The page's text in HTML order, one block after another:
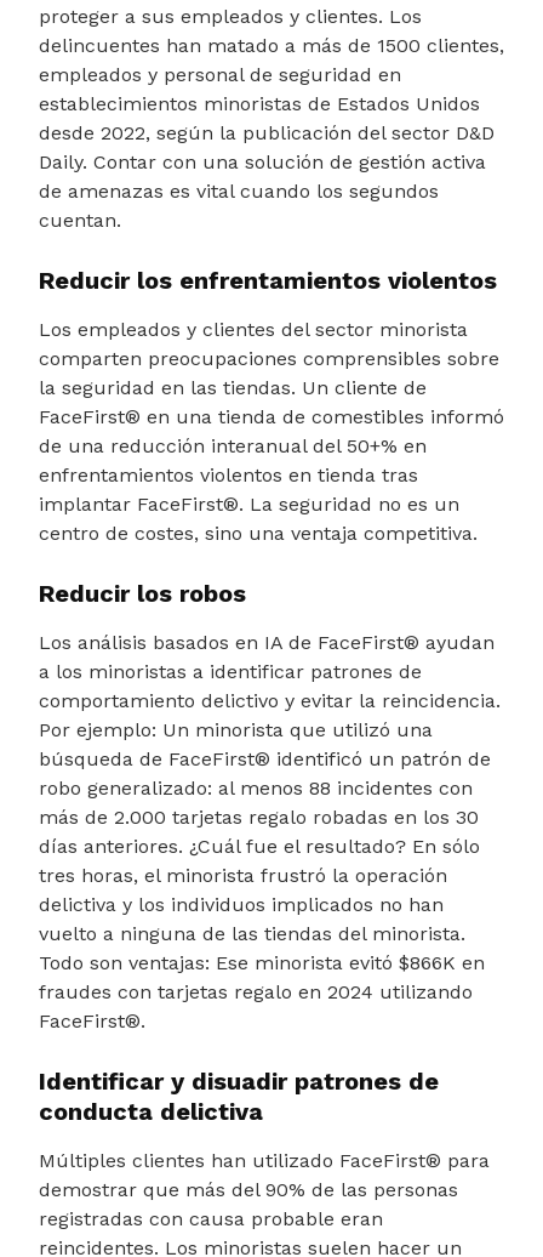
proteger a sus empleados y clientes. Los
delincuentes han matado a más de 1500 clientes,
empleados y personal de seguridad en
establecimientos minoristas de Estados Unidos
desde 2022, según la publicación del sector D&D
Daily. Contar con una solución de gestión activa
de amenazas es vital cuando los segundos
cuentan.
Reducir los enfrentamientos violentos
Los empleados y clientes del sector minorista
comparten preocupaciones comprensibles sobre
la seguridad en las tiendas. Un cliente de
FaceFirst® en una tienda de comestibles informó
de una reducción interanual del 50+% en
enfrentamientos violentos en tienda tras
implantar FaceFirst®. La seguridad no es un
centro de costes, sino una ventaja competitiva.
Reducir los robos
Los análisis basados en IA de FaceFirst® ayudan
a los minoristas a identificar patrones de
comportamiento delictivo y evitar la reincidencia.
Por ejemplo: Un minorista que utilizó una
búsqueda de FaceFirst® identificó un patrón de
robo generalizado: al menos 88 incidentes con
más de 2.000 tarjetas regalo robadas en los 30
días anteriores. ¿Cuál fue el resultado? En sólo
tres horas, el minorista frustró la operación
delictiva y los individuos implicados no han
vuelto a ninguna de las tiendas del minorista.
Todo son ventajas: Ese minorista evitó $866K en
fraudes con tarjetas regalo en 2024 utilizando
FaceFirst®.
Identificar y disuadir patrones de
conducta delictiva
Múltiples clientes han utilizado FaceFirst® para
demostrar que más del 90% de las personas
registradas con causa probable eran
reincidentes. Los minoristas suelen hacer un